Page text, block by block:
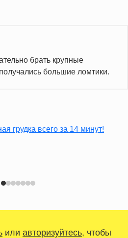
брать крупные
большие ломтики.
или авторизуйтесь, чтобы